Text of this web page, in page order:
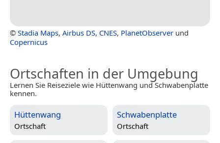
© Stadia Maps, Airbus DS, CNES, PlanetObserver und
Copernicus
Ortschaften in der Umgebung
Lernen Sie Reiseziele wie Hüttenwang und Schwabenplatte
kennen.
Hüttenwang
Ortschaft
Schwabenplatte
Ortschaft